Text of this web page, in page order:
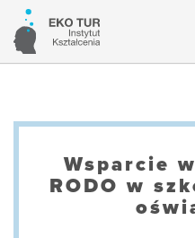
Wsparcie
RODO w